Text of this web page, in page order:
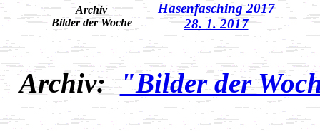
Archiv
Bilder der Woche
Hasenfasching 2017
28. 1. 2017
Archiv:"Bilder der